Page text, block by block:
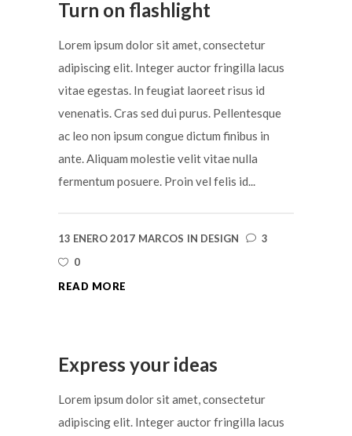
Turn on flashlight
Lorem ipsum dolor sit amet, consectetur
adipiscing elit. Integer auctor fringilla lacus
vitae egestas. In feugiat laoreet risus id
venenatis. Cras sed dui purus. Pellentesque
ac leo non ipsum congue dictum finibus in
ante. Aliquam molestie velit vitae nulla
fermentum posuere. Proin vel felis id...
13 ENERO 2017 MARCOS IN DESIGN
3
0
READ MORE
Express your ideas
Lorem ipsum dolor sit amet, consectetur
adipiscing elit. Integer auctor fringilla lacus